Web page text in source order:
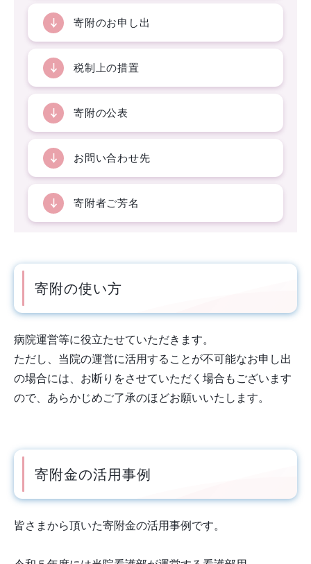
寄附のお申し出
税制上の措置
寄附の公表
お問い合わせ先
寄附者ご芳名
寄附の使い方
病院運営等に役立たせていただきます。
ただし、当院の運営に活用することが不可能なお申し出
の場合には、お断りをさせていただく場合もございます
ので、あらかじめご了承のほどお願いいたします。
寄附金の活用事例
皆さまから頂いた寄附金の活用事例です。